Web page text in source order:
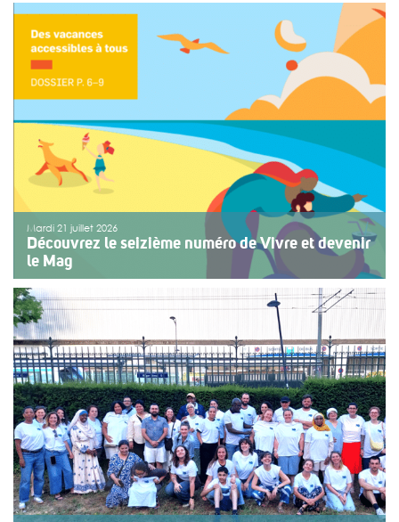
Une organisation collective au service de l’inclusion
Depuis sept ans, l’association ouvre le premier jour des
fêtes de Bayonne à une structure accompagnant des
enfants ou des adolescents en situation de handicap
ou de fragilité. Cette année, le choix […]
>>Lire la suite
Mardi 21 juillet 2026
Découvrez le seizième numéro de Vivre et devenir
le Mag
Le numéro du mois de juillet 2026 de Vivre et devenir, Le
Mag, vient de paraître. Le dossier central se concentre
sur les vacances pour tous. Vivre et devenir a lancé un
plan d’action afin de rendre les vacances accessibles
[…]
>>Lire la suite